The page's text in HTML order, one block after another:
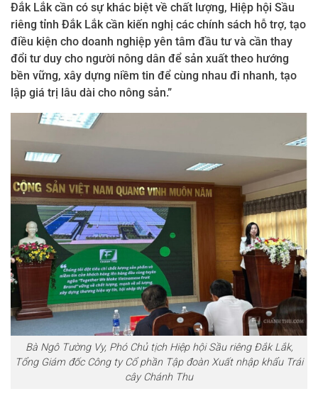
Đắk Lắk cần có sự khác biệt về chất lượng, Hiệp hội Sầu
riêng tỉnh Đắk Lắk cần kiến nghị các chính sách hỗ trợ, tạo
điều kiện cho doanh nghiệp yên tâm đầu tư và cần thay
đổi tư duy cho người nông dân để sản xuất theo hướng
bền vững, xây dựng niềm tin để cùng nhau đi nhanh, tạo
lập giá trị lâu dài cho nông sản.”
Bà Ngô Tường Vy, Phó Chủ tịch Hiệp hội Sầu riêng Đắk Lắk,
Tổng Giám đốc Công ty Cổ phần Tập đoàn Xuất nhập khẩu Trái
cây Chánh Thu